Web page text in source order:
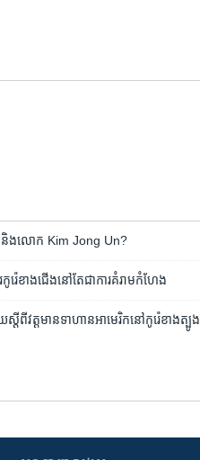
និង​លោក Kim Jong Un?
រ៉េខាងជើង​នៅ​តែ​ជា​ការគំរាមកំហែង
តី​ពី​វត្តមាន​ទាហាន​អាមេរិក​នៅ​កូរ៉េ​ខាង​ត្បូង